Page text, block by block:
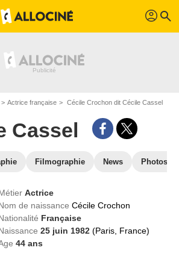
profil search
Actrice française Cécile Crochon dit Cécile Cassel
Cassel
Filmographie News Photos
Actrice
de naissanceCécile Crochon
Française
25 juin 1982(Paris, France)
44 ans